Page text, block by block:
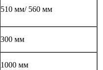
510 мм/ 560 мм
300 мм
1000 мм